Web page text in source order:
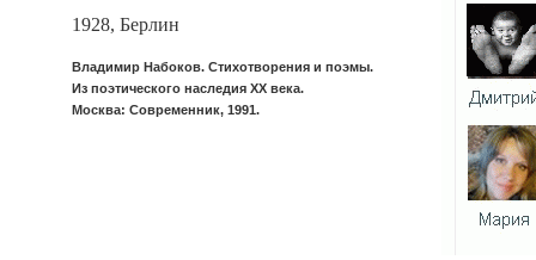
1928, Берлин
Владимир Набоков. Стихотворения и поэмы.
Из поэтического наследия XX века.
Москва: Современник, 1991.